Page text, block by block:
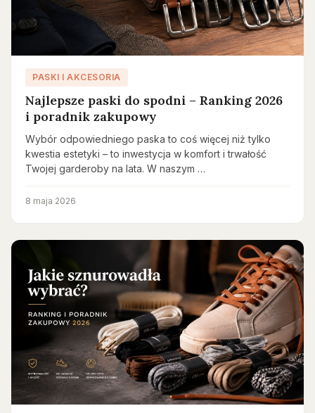
PASKI I AKCESORIA
Najlepsze paski do spodni – Ranking 2026
i poradnik zakupowy
Wybór odpowiedniego paska to coś więcej niż tylko
kwestia estetyki – to inwestycja w komfort i trwałość
Twojej garderoby na lata. W naszym …
8 maja 2026